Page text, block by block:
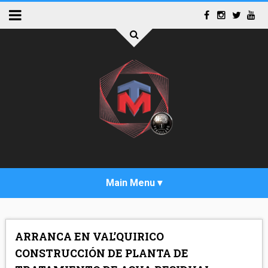
ARRANCA EN VAL’QUIRICO
CONSTRUCCIÓN DE PLANTA DE